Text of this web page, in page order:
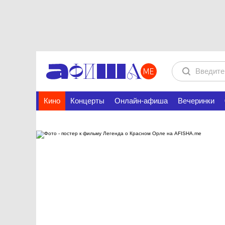
Кино Концерты Онлайн-афиша Вечеринки